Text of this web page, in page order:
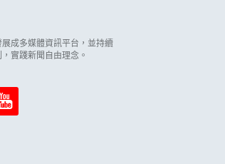
成多媒體資訊平台，並持續
實踐新聞自由理念。